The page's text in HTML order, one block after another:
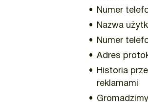
Numer
Nazwa
Numer
Adres
Historia
reklamami